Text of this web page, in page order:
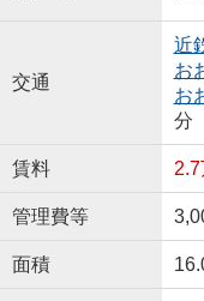
交通
近
お
お
分
賃料 2.7
管理費等
面積